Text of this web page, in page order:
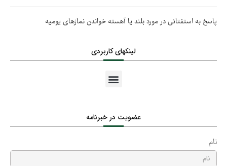
پاسخ به استفتائی در مورد بلند یا آهسته خواندن نمازهای یومیه
لینکهای کاربردی
عضویت در خبرنامه
نام